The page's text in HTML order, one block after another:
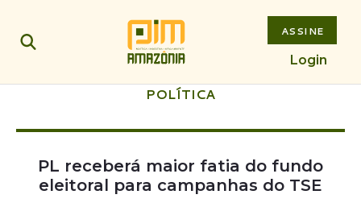
ASSINE
Login
POLÍTICA
PL receberá maior fatia do fundo
eleitoral para campanhas do TSE